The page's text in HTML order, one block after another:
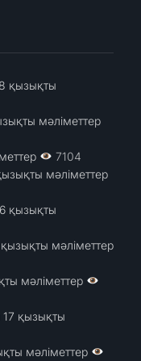
қызықты
мәліметтер
7104
мәліметтер
қызықты
мәліметтер
мәліметтер
қызықты
мәліметтер